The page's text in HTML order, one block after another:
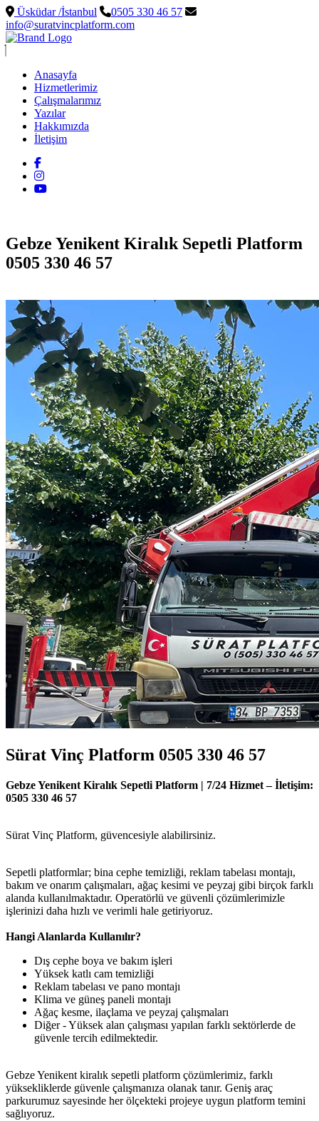
Üsküdar /İstanbul
0505 330 46 57
info@suratvincplatform.com
Anasayfa
Hizmetlerimiz
Çalışmalarımız
Yazılar
Hakkımızda
İletişim
Gebze Yenikent Kiralık Sepetli Platform
0505 330 46 57
Sürat Vinç Platform 0505 330 46 57
Gebze Yenikent Kiralık Sepetli Platform | 7/24 Hizmet – İletişim:
0505 330 46 57
Sürat Vinç Platform, güvencesiyle alabilirsiniz.
Sepetli platformlar; bina cephe temizliği, reklam tabelası montajı,
bakım ve onarım çalışmaları, ağaç kesimi ve peyzaj gibi birçok farklı
alanda kullanılmaktadır. Operatörlü ve güvenli çözümlerimizle
işlerinizi daha hızlı ve verimli hale getiriyoruz.
Hangi Alanlarda Kullanılır?
Dış cephe boya ve bakım işleri
Yüksek katlı cam temizliği
Reklam tabelası ve pano montajı
Klima ve güneş paneli montajı
Ağaç kesme, ilaçlama ve peyzaj çalışmaları
Diğer - Yüksek alan çalışması yapılan farklı sektörlerde de
güvenle tercih edilmektedir.
Gebze Yenikent kiralık sepetli platform çözümlerimiz, farklı
yüksekliklerde güvenle çalışmanıza olanak tanır. Geniş araç
parkurumuz sayesinde her ölçekteki projeye uygun platform temini
sağlıyoruz.